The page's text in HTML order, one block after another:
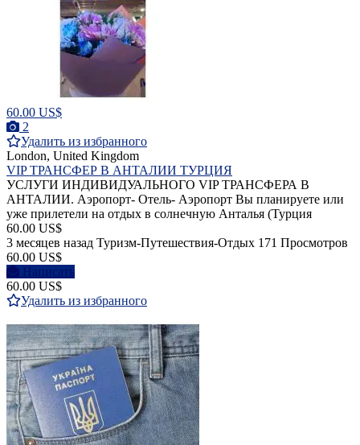
60.00 US$
2
Удалить из избранного
London, United Kingdom
VIP ТРАНСФЕР В АНТАЛИИ ТУРЦИЯ
УСЛУГИ ИНДИВИДУАЛЬНОГО VIP ТРАНСФЕРА В
АНТАЛИИ. Аэропорт- Отель- Аэропорт Вы планируете или
уже прилетели на отдых в солнечную Анталья (Турция
60.00 US$
3 месяцев назад Туризм-Путешествия-Отдых 171 Просмотров
60.00 US$
Написать
60.00 US$
Удалить из избранного